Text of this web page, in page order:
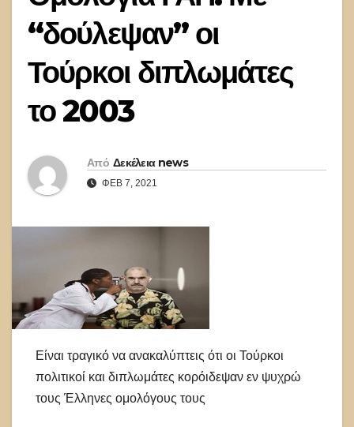
“δούλεψαν” οι
Τούρκοι διπλωμάτες
το 2003
Από Δεκέλεια news
ΦΕΒ 7, 2021
Είναι τραγικό να ανακαλύπτεις ότι οι Τούρκοι
πολιτικοί και διπλωμάτες κορόιδεψαν εν ψυχρώ
τους Έλληνες ομολόγους τους